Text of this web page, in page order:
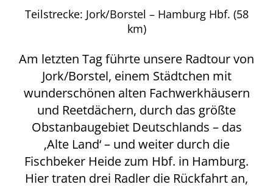
Teilstrecke: Jork/Borstel – Hamburg Hbf. (58
km)
Am letzten Tag führte unsere Radtour von
Jork/Borstel, einem Städtchen mit
wunderschönen alten Fachwerkhäusern
und Reetdächern, durch das größte
Obstanbaugebiet Deutschlands – das
‚Alte Land‘ – und weiter durch die
Fischbeker Heide zum Hbf. in Hamburg.
Hier traten drei Radler die Rückfahrt an,